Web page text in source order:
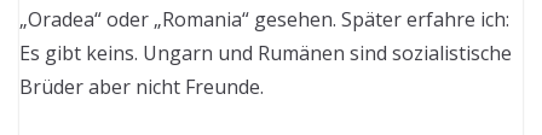
„Oradea“ oder „Romania“ gesehen. Später erfahre ich:
Es gibt keins. Ungarn und Rumänen sind sozialistische
Brüder aber nicht Freunde.